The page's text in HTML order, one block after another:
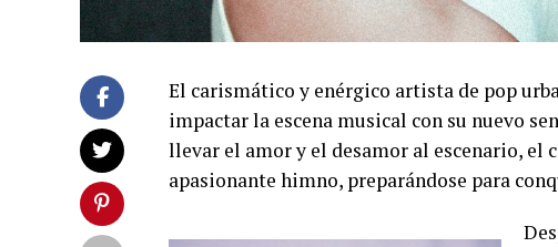
El carismático y enérgico artista de pop
impactar la escena musical con su nuevo
llevar el amor y el desamor al escenario, el
apasionante himno, preparándose para